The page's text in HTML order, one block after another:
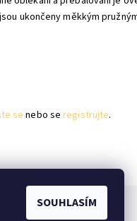
ukončeny měkkým
se nebo seregistrujte.
SOUHLASÍM